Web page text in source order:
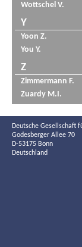
Wottschel V.
Y
Yoon Z.
You Y.
Z
Zimmermann F.
Zuardy M.I.
Deutsche Gesellschaft
Godesberger Allee 70
D-53175 Bonn
Deutschland